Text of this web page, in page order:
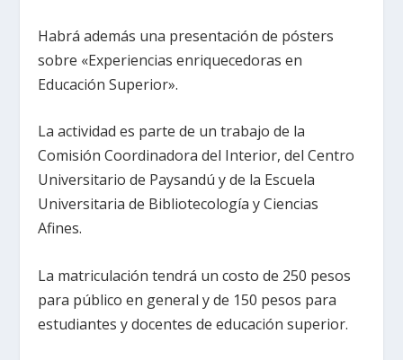
Habrá además una presentación de pósters
sobre «Experiencias enriquecedoras en
Educación Superior».
La actividad es parte de un trabajo de la
Comisión Coordinadora del Interior, del Centro
Universitario de Paysandú y de la Escuela
Universitaria de Bibliotecología y Ciencias
Afines.
La matriculación tendrá un costo de 250 pesos
para público en general y de 150 pesos para
estudiantes y docentes de educación superior.